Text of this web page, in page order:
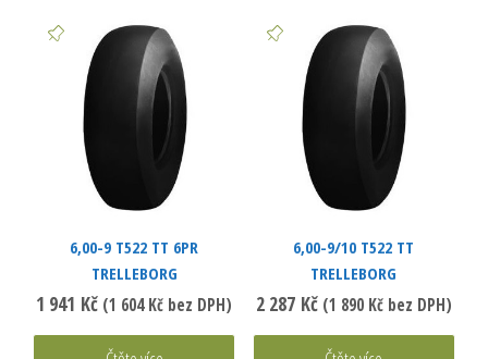
6,00-9 T522 TT 6PR
TRELLEBORG
1 941 Kč (1 604 Kč bez DPH)
6,00-9/10 T522 TT
TRELLEBORG
2 287 Kč (1 890 Kčbez DPH)